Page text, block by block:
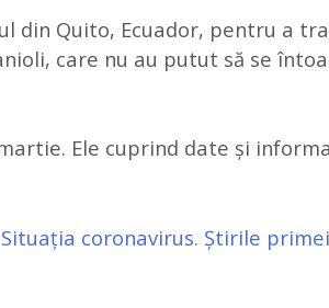
din Quito, Ecuador, pentru a
care nu au putut să se
Ele cuprind date și
Situația coronavirus. Știrile